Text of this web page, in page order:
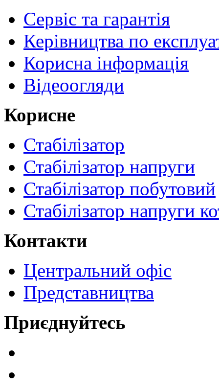
Сервіс та гарантія
Керівництва по
Корисна інформація
Відеоогляди
Корисне
Стабілізатор
Стабілізатор напруги
Стабілізатор побутовий
Стабілізатор напруги
Контакти
Центральний офіс
Представництва
Приєднуйтесь